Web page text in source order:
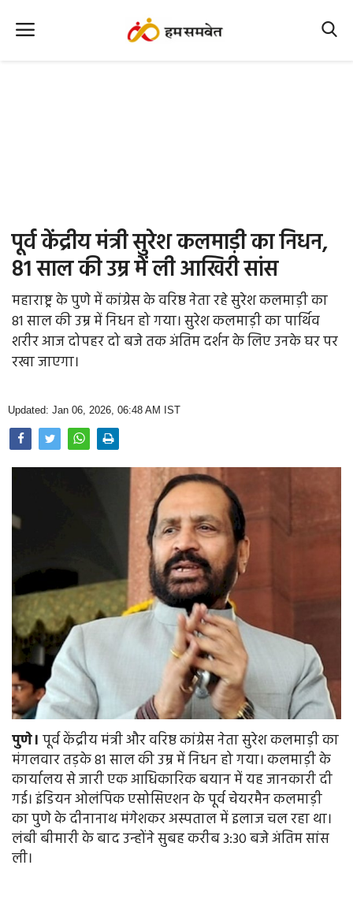
Office Office
Farm & Food
Opinion
Photo Gallery
पूर्व केंद्रीय मंत्री सुरेश कलमाड़ी का निधन,
81 साल की उम्र में ली आखिरी सांस
महाराष्ट्र के पुणे में कांग्रेस के वरिष्ठ नेता रहे सुरेश कलमाड़ी का
81 साल की उम्र में निधन हो गया। सुरेश कलमाड़ी का पार्थिव
शरीर आज दोपहर दो बजे तक अंतिम दर्शन के लिए उनके घर पर
रखा जाएगा।
Updated: Jan 06, 2026, 06:48 AM IST
पुणे। पूर्व केंद्रीय मंत्री और वरिष्ठ कांग्रेस नेता सुरेश कलमाड़ी का
मंगलवार तड़के 81 साल की उम्र में निधन हो गया। कलमाड़ी के
कार्यालय से जारी एक आधिकारिक बयान में यह जानकारी दी
गई। इंडियन ओलंपिक एसोसिएशन के पूर्व चेयरमैन कलमाड़ी
का पुणे के दीनानाथ मंगेशकर अस्पताल में इलाज चल रहा था।
लंबी बीमारी के बाद उन्होंने सुबह करीब 3:30 बजे अंतिम सांस
ली।